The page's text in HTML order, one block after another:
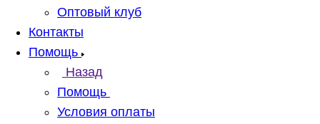
Оптовый клуб
Контакты
Помощь
Назад
Помощь
Условия оплаты